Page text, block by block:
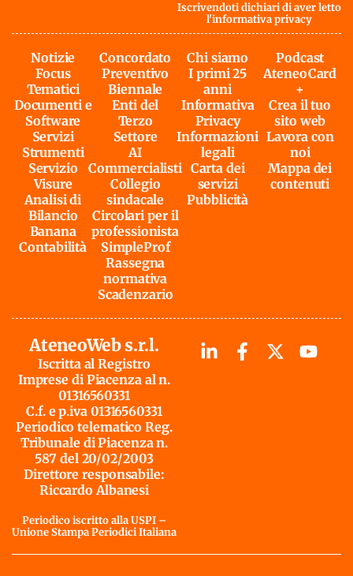
Iscrivendoti dichiari di aver letto
l'informativa privacy
Notizie
Focus
Tematici
Documenti e
Software
Servizi
Strumenti
Servizio
Visure
Analisi di
Bilancio
Banana
Contabilità
Concordato
Preventivo
Biennale
Enti del
Terzo
Settore
AI
Commercialisti
Collegio
sindacale
Circolari per il
professionista
SimpleProf
Rassegna
normativa
Scadenzario
Chi siamo
I primi 25
anni
Informativa
Privacy
Informazioni
legali
Carta dei
servizi
Pubblicità
Podcast
AteneoCard
+
Crea il tuo
sito web
Lavora con
noi
Mappa dei
contenuti
AteneoWeb s.r.l.
Iscritta al Registro
Imprese di Piacenza al n.
01316560331
C.f. e p.iva 01316560331
Periodico telematico Reg.
Tribunale di Piacenza n.
587 del 20/02/2003
Direttore responsabile:
Riccardo Albanesi
Periodico iscritto alla USPI –
Unione Stampa Periodici Italiana